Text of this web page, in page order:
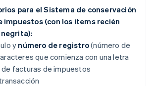
para el Sistema de conservación
impuestos (con los ítems recién
y número de registro(número de
que comienza con una letra
de facturas de impuestos